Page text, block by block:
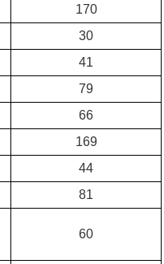
170
30
41
79
66
169
44
81
60